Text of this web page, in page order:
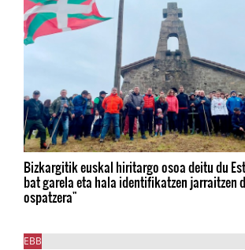
Bizkargitik euskal hiritargo osoa deitu du
bat garela eta hala identifikatzen jarraitzen
ospatzera"
EBB